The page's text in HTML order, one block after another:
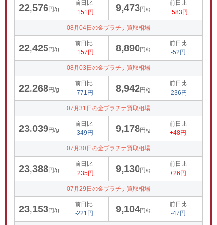
22,576円/g
前日比
+151円
9,473円/g
前日比
+583円
08月04日の金プラチナ買取相場
22,425円/g
前日比
+157円
8,890円/g
前日比
-52円
08月03日の金プラチナ買取相場
22,268円/g
前日比
-771円
8,942円/g
前日比
-236円
07月31日の金プラチナ買取相場
23,039円/g
前日比
-349円
9,178円/g
前日比
+48円
07月30日の金プラチナ買取相場
23,388円/g
前日比
+235円
9,130円/g
前日比
+26円
07月29日の金プラチナ買取相場
23,153円/g
前日比
-221円
9,104円/g
前日比
-47円